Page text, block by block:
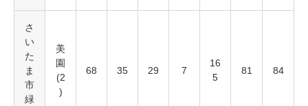
さ
い
た
ま
市
緑
美
園
(2
)
68 35 29 7
16
5
81 84